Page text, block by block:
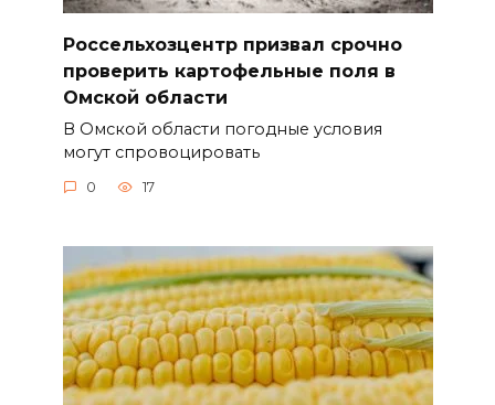
Россельхозцентр призвал срочно
проверить картофельные поля в
Омской области
В Омской области погодные условия
могут спровоцировать
0 17